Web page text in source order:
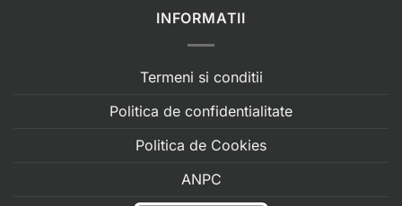
INFORMATII
Termeni si conditii
Politica de confidentialitate
Politica de Cookies
ANPC